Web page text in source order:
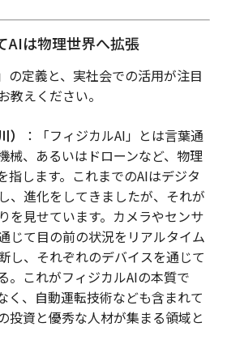
AIは物理世界へ拡張
の定義と、実社会での活用が注目
教えください。
：「フィジカルAI」とは言葉通
械、あるいはドローンなど、物理
指します。これまでのAIはデジタ
、進化をしてきましたが、それが
を見せています。カメラやセンサ
じて目の前の状況をリアルタイム
し、それぞれのデバイスを通じて
。これがフィジカルAIの本質で
く、自動運転技術なども含まれて
投資と優秀な人材が集まる領域と